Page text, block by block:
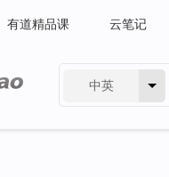
有道精品课 云笔记
中英